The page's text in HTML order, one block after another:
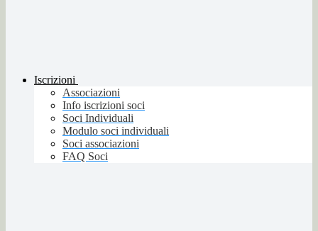
Iscrizioni
Associazioni
Info iscrizioni soci
Soci Individuali
Modulo soci individuali
Soci associazioni
FAQ Soci